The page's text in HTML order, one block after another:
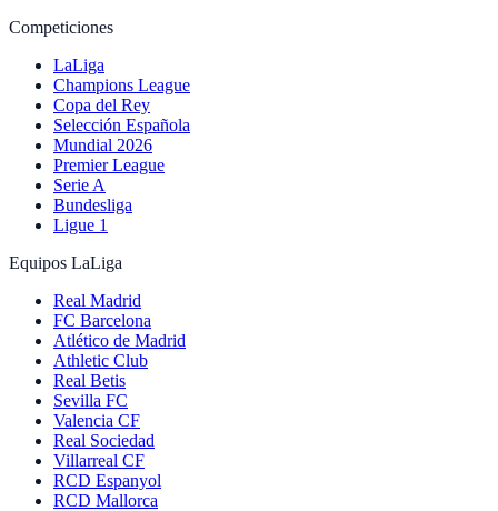
Competiciones
LaLiga
Champions League
Copa del Rey
Selección Española
Mundial 2026
Premier League
Serie A
Bundesliga
Ligue 1
Equipos LaLiga
Real Madrid
FC Barcelona
Atlético de Madrid
Athletic Club
Real Betis
Sevilla FC
Valencia CF
Real Sociedad
Villarreal CF
RCD Espanyol
RCD Mallorca